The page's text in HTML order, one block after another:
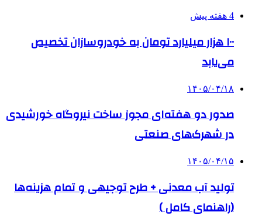
4 هفته پیش
۱۰۰ هزار میلیارد تومان به خودروسازان تخصیص
می‌یابد
۱۴۰۵/۰۴/۱۸
صدور دو هفته‌ای مجوز ساخت نیروگاه خورشیدی
در شهرک‌های صنعتی
۱۴۰۵/۰۴/۱۵
تولید آب معدنی + طرح توجیهی و تمام هزینه‌ها
(راهنمای کامل )